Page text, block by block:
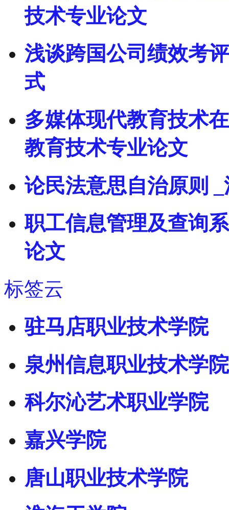
技术专业论文
浅谈跨国公司绩效考
式
多媒体现代教育技术
教育技术专业论文
论民法意思自治原则
职工信息管理及查询
论文
标签云
驻马店职业技术学院
泉州信息职业技术学院
科尔沁艺术职业学院
嘉兴学院
唐山职业技术学院